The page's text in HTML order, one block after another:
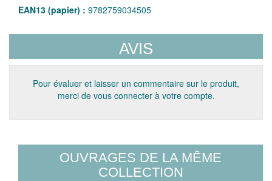
EAN13 (papier) : 9782759034505
AVIS
Pour évaluer et laisser un commentaire sur le produit,
merci de vous connecter à votre compte.
OUVRAGES DE LA MÊME
COLLECTION